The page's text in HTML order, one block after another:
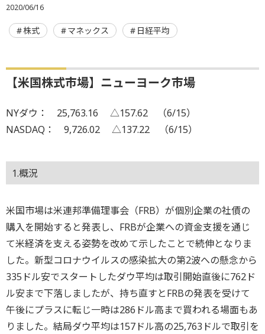
2020/06/16
株式 マネックス 日経平均
【米国株式市場】ニューヨーク市場
NYダウ： 25,763.16 △157.62 （6/15）
NASDAQ： 9,726.02 △137.22 （6/15）
1.概況
米国市場は米連邦準備理事会（FRB）が個別企業の社債の
購入を開始すると発表し、FRBが企業への資金支援を通じ
て米経済を支える姿勢を改めて示したことで続伸となりま
した。新型コロナウイルスの感染拡大の第2波への懸念から
335ドル安でスタートしたダウ平均は取引開始直後に762ド
ル安まで下落しましたが、持ち直すとFRBの発表を受けて
午後にプラスに転じ一時は286ドル高まで買われる場面もあ
りました。結局ダウ平均は157ドル高の25,763ドルで取引を